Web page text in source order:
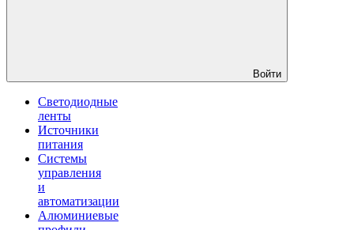
Войти
Светодиодные
ленты
Источники
питания
Системы
управления
и
автоматизации
Алюминиевые